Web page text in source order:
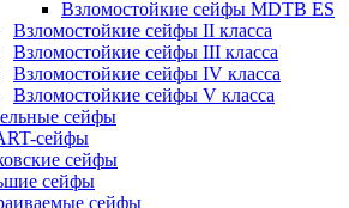
Взломостойкие сейфы MDTB ES
Взломостойкие сейфы II класса
Взломостойкие сейфы III класса
Взломостойкие сейфы IV класса
Взломостойкие сейфы V класса
сейфы
сейфы
сейфы
сейфы
сейфы